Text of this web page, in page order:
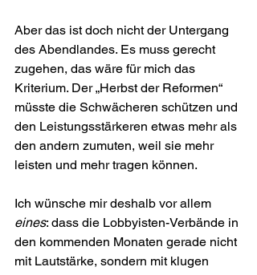
Aber das ist doch nicht der Untergang
des Abendlandes. Es muss gerecht
zugehen, das wäre für mich das
Kriterium. Der „Herbst der Reformen“
müsste die Schwächeren schützen und
den Leistungsstärkeren etwas mehr als
den andern zumuten, weil sie mehr
leisten und mehr tragen können.
Ich wünsche mir deshalb vor allem
eines: dass die Lobbyisten-Verbände in
den kommenden Monaten gerade nicht
mit Laut­stärke, sondern mit klugen